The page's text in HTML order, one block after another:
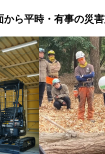
ら平時・有事の災害